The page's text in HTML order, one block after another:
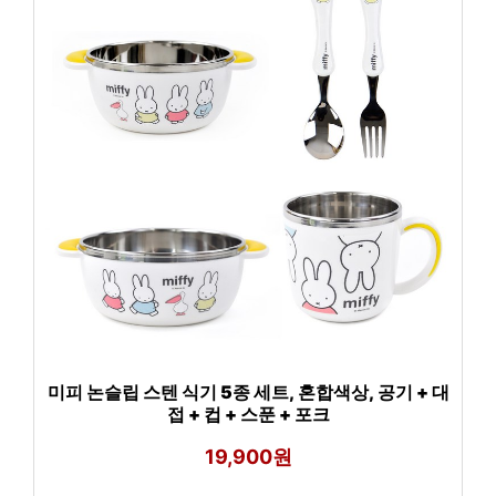
미피 논슬립 스텐 식기 5종 세트, 혼합색상, 공기 + 대
접 + 컵 + 스푼 + 포크
19,900원